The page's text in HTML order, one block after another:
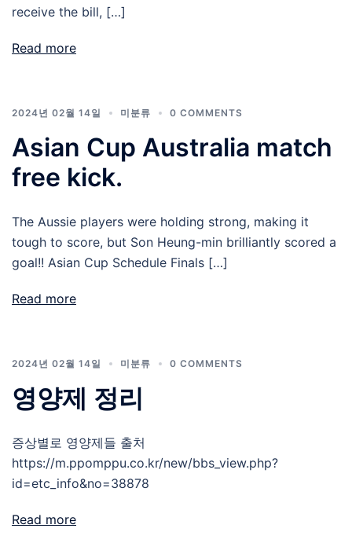
receive the bill, […]
Read more
2024년 02월 14일 미분류 0 COMMENTS
Asian Cup Australia match
free kick.
The Aussie players were holding strong, making it
tough to score, but Son Heung-min brilliantly scored a
goal!! Asian Cup Schedule Finals […]
Read more
2024년 02월 14일 미분류 0 COMMENTS
영양제 정리
증상별로 영양제들 출처
https://m.ppomppu.co.kr/new/bbs_view.php?
id=etc_info&no=38878
Read more